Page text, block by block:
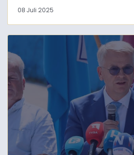
08 Juli 2025